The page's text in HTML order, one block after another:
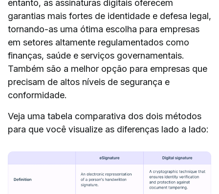
entanto, as assinaturas digitais oferecem
garantias mais fortes de identidade e defesa legal,
tornando-as uma ótima escolha para empresas
em setores altamente regulamentados como
finanças, saúde e serviços governamentais.
Também são a melhor opção para empresas que
precisam de altos níveis de segurança e
conformidade.
Veja uma tabela comparativa dos dois métodos
para que você visualize as diferenças lado a lado: